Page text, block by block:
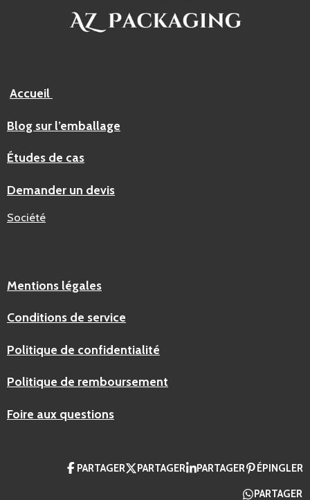
Accueil
Blog sur l’emballage
Études de cas
Demander un devis
Société
Mentions légales
Conditions de service
Politique de confidentialité
Politique de remboursement
Foire aux questions
PARTAGER PARTAGER PARTAGER ÉPINGLER
PARTAGER